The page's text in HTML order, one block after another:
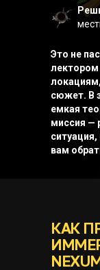
Это не
лектором
сюжет. В
емкая
миссия —
вам
КАК